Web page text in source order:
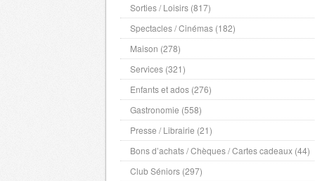
Sorties / Loisirs (817)
Spectacles / Cinémas (182)
Maison (278)
Services (321)
Enfants et ados (276)
Gastronomie (558)
Presse / Librairie (21)
Bons d’achats / Chèques / Cartes cadeaux (44)
Club Séniors (297)